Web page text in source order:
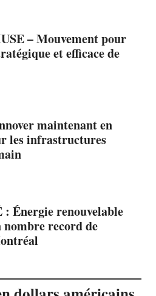
– Mouvement pour
et efficace de
maintenant en
les infrastructures
Énergie renouvelable
record de